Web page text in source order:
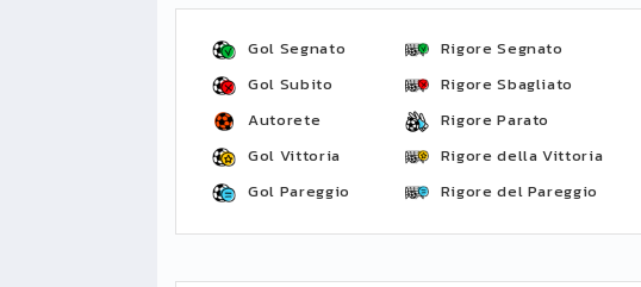
Gol Segnato
Gol Subito
Autorete
Gol Vittoria
Gol Pareggio
Rigore Segnato
Rigore Sbagliato
Rigore Parato
Rigore della Vittoria
Rigore del Pareggio